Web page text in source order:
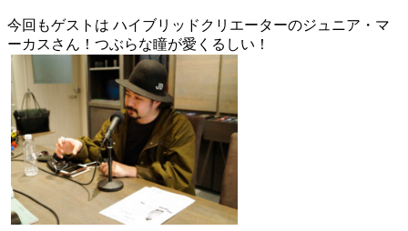
今回もゲストは ハイブリッドクリエーターのジュニア・マ
ーカスさん！つぶらな瞳が愛くるしい！